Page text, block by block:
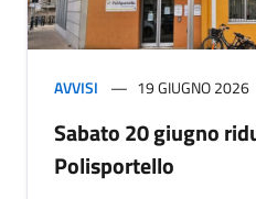
AVVISI 19 GIUGNO 2026
Sabato 20 giugno
Polisportello